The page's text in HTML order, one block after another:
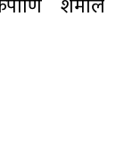
शर्माले